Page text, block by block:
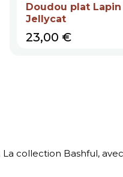
Doudou plat
Jellycat
Prix
23,00 €
collection Bashful,